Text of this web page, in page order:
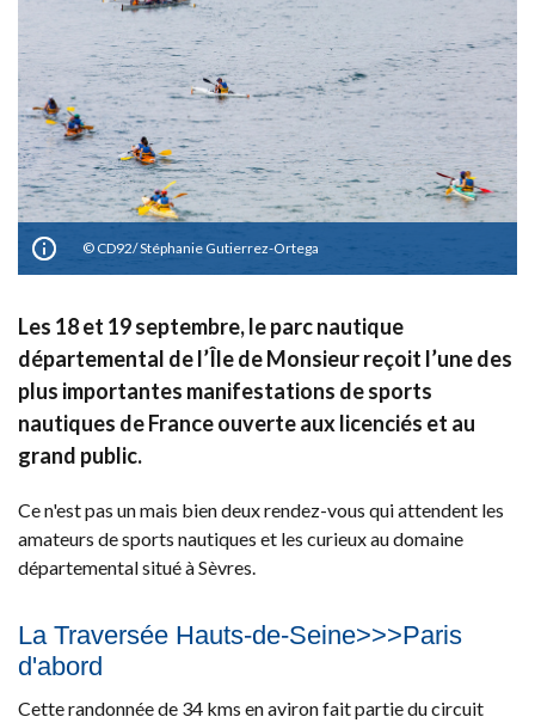
CD92/ Stéphanie Gutierrez-Ortega
Les 18 et 19 septembre, le parc nautique
départemental de l’Île de Monsieur reçoit l’une des
plus importantes manifestations de sports
nautiques de France ouverte aux licenciés et au
grand public.
Ce n'est pas un mais bien deux rendez-vous qui attendent les
amateurs de sports nautiques et les curieux au domaine
départemental situé à Sèvres.
La Traversée Hauts-de-Seine>>>Paris
d'abord
Cette randonnée de 34 kms en aviron fait partie du circuit